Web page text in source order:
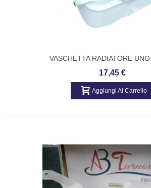
VASCHETTA RADIATORE UNO
BIRTH
17,45 €
Aggiungi Al Carrello